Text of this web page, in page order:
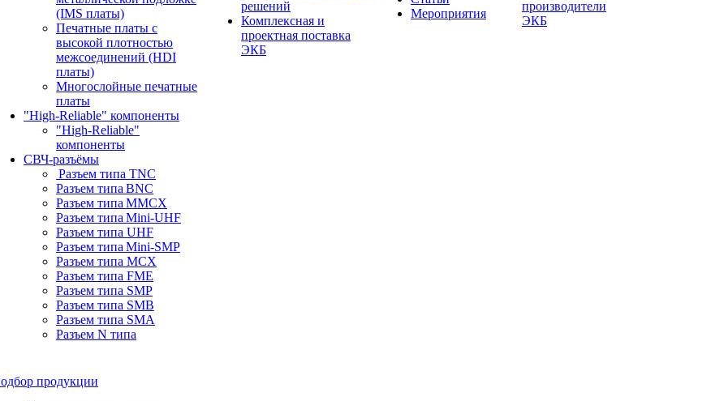
(IMS платы)
Печатные платы с
высокой плотностью
межсоединений (HDI
платы)
Многослойные печатные
платы
"High-Reliable" компоненты
"High-Reliable"
компоненты
СВЧ-разъёмы
Разъем типа TNC
Разъем типа BNC
Разъем типа MMCX
Разъем типа Mini-UHF
Разъем типа UHF
Разъем типа Mini-SMP
Разъем типа MCX
Разъем типа FME
Разъем типа SMP
Разъем типа SMB
Разъем типа SMA
Разъем N типа
решений
Комплексная и
проектная поставка
ЭКБ
Мероприятия
производители
ЭКБ
продукции